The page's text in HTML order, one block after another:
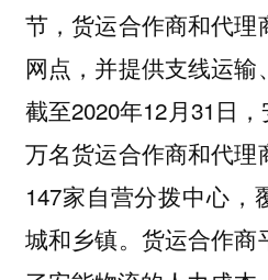
节，货运合作商和代理
网点，并提供支线运输
截至2020年12月31日
万名货运合作商和代理
147家自营分拨中心，
城和乡镇。货运合作